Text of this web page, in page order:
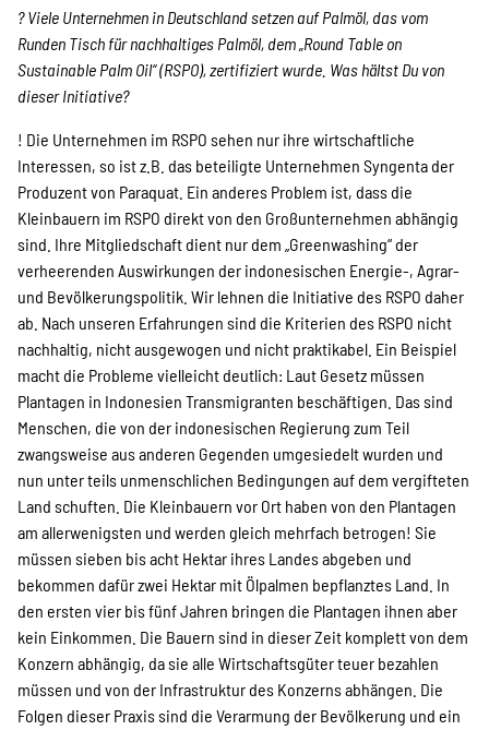
? Viele Unternehmen in Deutschland setzen auf Palmöl, das vom
Runden Tisch für nachhaltiges Palmöl, dem „Round Table on
Sustainable Palm Oil“ (RSPO), zertifiziert wurde. Was hältst Du von
dieser Initiative?
! Die Unternehmen im RSPO sehen nur ihre wirtschaftliche
Interessen, so ist z.B. das beteiligte Unternehmen Syngenta der
Produzent von Paraquat. Ein anderes Problem ist, dass die
Kleinbauern im RSPO direkt von den Großunternehmen abhängig
sind. Ihre Mitgliedschaft dient nur dem „Greenwashing“ der
verheerenden Auswirkungen der indonesischen Energie-, Agrar-
und Bevölkerungspolitik. Wir lehnen die Initiative des RSPO daher
ab. Nach unseren Erfahrungen sind die Kriterien des RSPO nicht
nachhaltig, nicht ausgewogen und nicht praktikabel. Ein Beispiel
macht die Probleme vielleicht deutlich: Laut Gesetz müssen
Plantagen in Indonesien Transmigranten beschäftigen. Das sind
Menschen, die von der indonesischen Regierung zum Teil
zwangsweise aus anderen Gegenden umgesiedelt wurden und
nun unter teils unmenschlichen Bedingungen auf dem vergifteten
Land schuften. Die Kleinbauern vor Ort haben von den Plantagen
am allerwenigsten und werden gleich mehrfach betrogen! Sie
müssen sieben bis acht Hektar ihres Landes abgeben und
bekommen dafür zwei Hektar mit Ölpalmen bepflanztes Land. In
den ersten vier bis fünf Jahren bringen die Plantagen ihnen aber
kein Einkommen. Die Bauern sind in dieser Zeit komplett von dem
Konzern abhängig, da sie alle Wirtschaftsgüter teuer bezahlen
müssen und von der Infrastruktur des Konzerns abhängen. Die
Folgen dieser Praxis sind die Verarmung der Bevölkerung und ein